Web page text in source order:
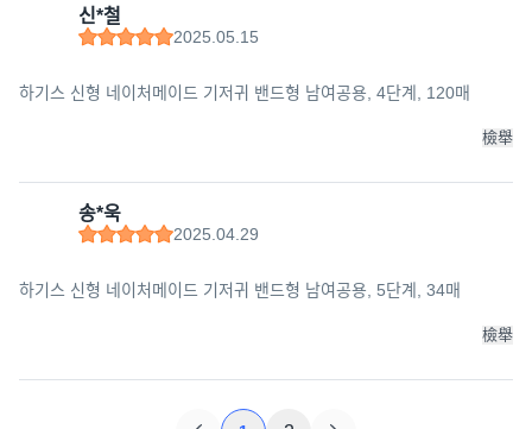
신*철
2025.05.15
하기스 신형 네이처메이드 기저귀 밴드형 남여공용, 4단계, 120매
檢舉
송*욱
2025.04.29
하기스 신형 네이처메이드 기저귀 밴드형 남여공용, 5단계, 34매
檢舉